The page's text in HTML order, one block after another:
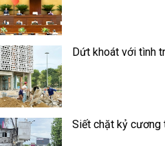
Dứt khoát với tình
Siết chặt kỷ cương